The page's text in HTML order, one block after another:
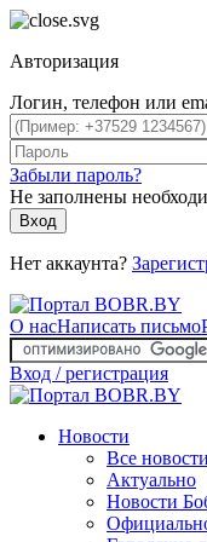
Авторизация
Логин, телефон или
Забыли пароль?
Не заполнены
Вход
Нет аккаунта?
О насНаписать письмо
Вход / регистрация
Новости
Все новости
Актуально
Новости